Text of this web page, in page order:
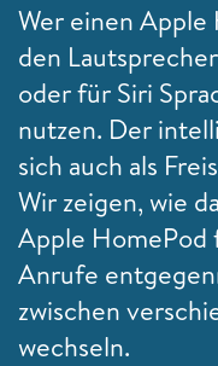
Wer einen Apple
den
oder für Siri
nutzen. Der
sich auch als
Wir zeigen, wie
Apple
Anrufe
zwischen
wechseln.